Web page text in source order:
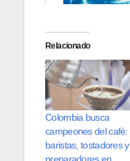
Relacionado
Colombia busca
campeones del café:
baristas, tostadores y